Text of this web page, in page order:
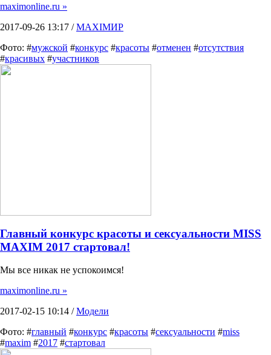
maximonline.ru »
2017-09-26 13:17 /MAXIMИР
Фото: #мужской #конкурс #красоты #отменен #отсутствия
#красивых #участников
Главный конкурс красоты и сексуальности MISS
MAXIM 2017 стартовал!
Мы все никак не успокоимся!
maximonline.ru »
2017-02-15 10:14 /Модели
Фото: #главный #конкурс #красоты #сексуальности #miss
#maxim #2017 #стартовал